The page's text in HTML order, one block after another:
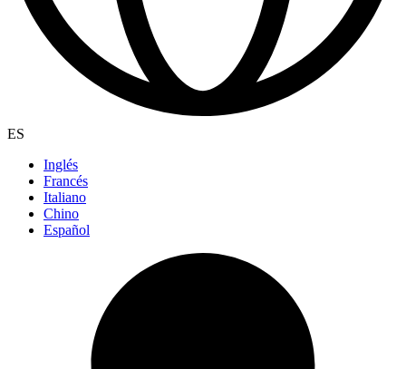
ES
Inglés
Francés
Italiano
Chino
Español